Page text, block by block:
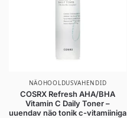
NÄOHOOLDUSVAHENDID
COSRX Refresh AHA/BHA
Vitamin C Daily Toner –
uuendav näo tonik c-vitamiiniga